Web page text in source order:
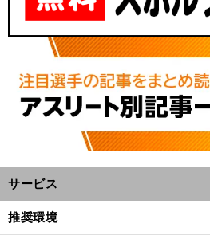
サービス
推奨環境